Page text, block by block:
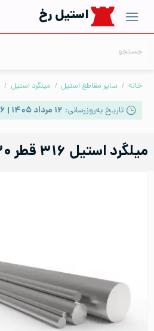
content
استیل رخ
خانه / سایر مقاطع استیل / میلگرد استیل /
تاریخ به‌روزرسانی: ۱۲ مرداد ۱۴۰۵ | ۱۶:۳۶
میلگرد استیل ۳۱۶ قطر ۱۲۰